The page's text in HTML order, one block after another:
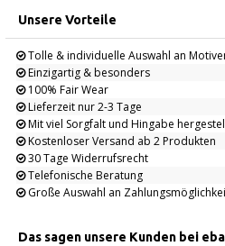
Unsere Vorteile
Tolle & individuelle Auswahl an
Einzigartig & besonders
100% Fair Wear
Lieferzeit nur 2-3 Tage
Mit viel Sorgfalt und Hingabe
Kostenloser Versand ab 2 Produkten
30 Tage Widerrufsrecht
Telefonische Beratung
Große Auswahl an
Das sagen unsere Kunden bei